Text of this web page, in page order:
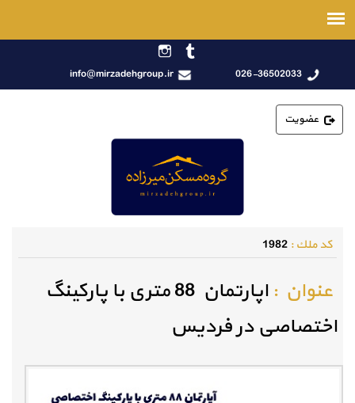
026-36502033
info@mirzadehgroup.ir
عضویت
كد ملك :1982
عنوان :
اپارتمان 88 متری با پارکینگ
اختصاصی در فردیس